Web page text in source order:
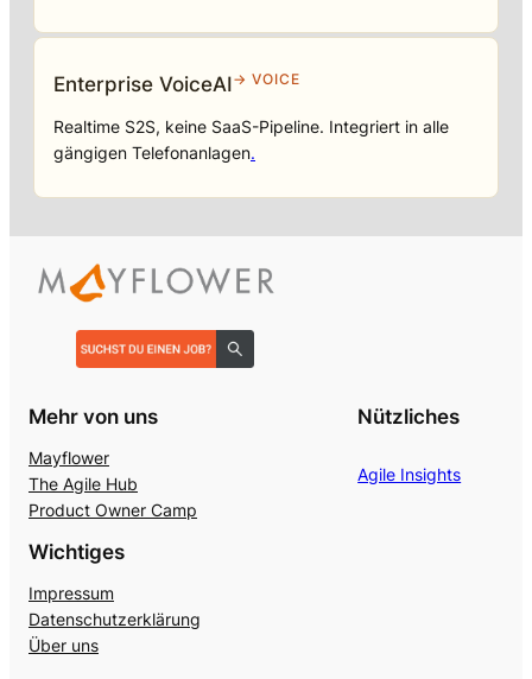
Enterprise VoiceAI→ VOICE
Realtime S2S, keine SaaS-Pipeline. Integriert in alle
gängigen Telefonanlagen.
Mehr von uns
Mayflower
The Agile Hub
Product Owner Camp
Nützliches
Agile Insights
Wichtiges
Impressum
Datenschutzerklärung
Über uns